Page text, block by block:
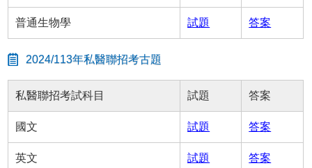
普通生物學 試題 答案
2024/113年私醫聯招考古題
私醫聯招考試科目 試題 答案
國文 試題 答案
英文 試題 答案